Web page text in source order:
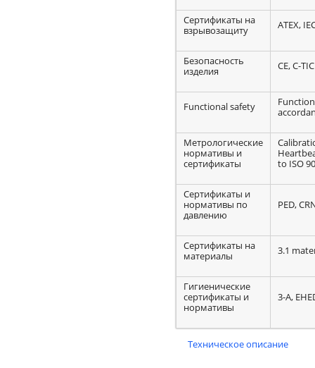
Сертификаты на
взрывозащиту
ATEX,
Безопасность
изделия
CE, C-
Functional safety
Метрологические
нормативы и
сертификаты
to ISO
Сертификаты и
нормативы по
давлению
PED,
Сертификаты на
материалы
3.1
Гигиенические
сертификаты и
нормативы
3-A,
Техническое описание